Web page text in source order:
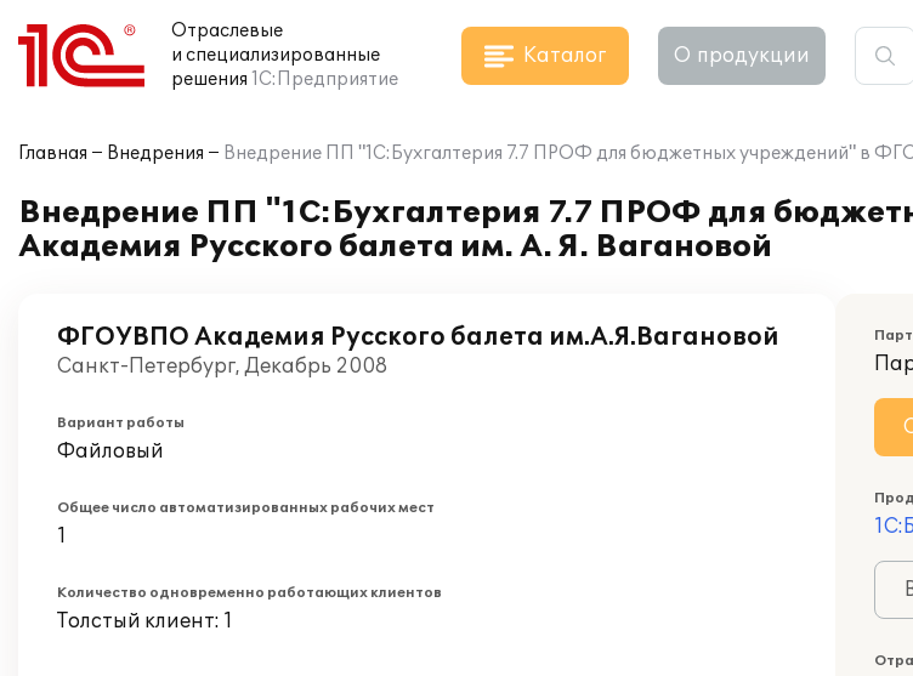
Отраслевые
и специализированные
решения 1С:Предприятие
Каталог О продукции
Главная Внедрения Внедрение ПП "1С:Бухгалтерия 7.7 ПРОФ для бюджетных учреждений" в
Внедрение ПП "1С:Бухгалтерия 7.7 ПРОФ для
Академия Русского балета им. А. Я. Вагановой
ФГОУВПО Академия Русского балета им.А.Я.Вагановой
Санкт-Петербург, Декабрь 2008
Вариант работы
Файловый
Общее число автоматизированных рабочих мест
1
Количество одновременно работающих клиентов
Толстый клиент: 1